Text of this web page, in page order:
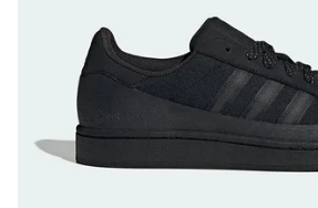
防水鞋推薦 10. PUMA
GORE-TEX：氮氣中底注入，
全天候越野跑鞋
防水鞋推薦 11. On
感軟彈、搭載 Missiongrip™